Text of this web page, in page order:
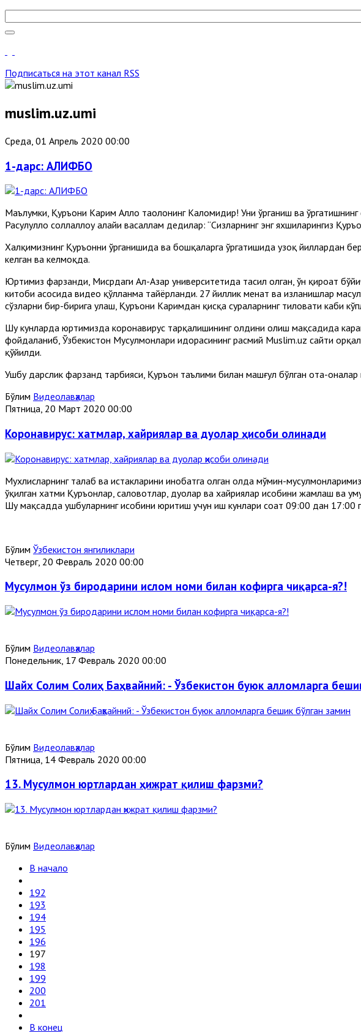
Подписаться на этот канал RSS
muslim.uz.umi
Среда, 01 Апрель 2020 00:00
1-дарс: AЛИФБО
Маълумки, Қуръони Карим Аллоҳ таолонинг Каломидир! Уни ўрганиш ва ўргатишнинг
Расулуллоҳ соллаллоҳу алайҳи васаллам дедилар: “Сизларнинг энг яхшиларингиз
Халқимизнинг Қуръонни ўрганишида ва бошқаларга ўргатишида узоқ йиллардан
келган ва келмоқда.
Юртимиз фарзанди, Мисрдаги Ал-Азҳар университетида таҳсил олган, ўн қироат
китоби асосида видео қўлланма тайёрланди. 27 йиллик меҳнат ва изланишлар
сўзларни бир-бирига улаш, Қуръони Каримдан қисқа сураларнинг тиловати каби
Шу кунларда юртимизда коронавирус тарқалишининг олдини олиш мақсадида
фойдаланиб, Ўзбекистон Мусулмонлари идорасининг расмий Muslim.uz сайти
қўйилди.
Ушбу дарслик фарзанд тарбияси, Қуръон таълими билан машғул бўлган ота-
Бўлим Видеолавҳалар
Пятница, 20 Март 2020 00:00
Коронавирус: хатмлар, хайриялар ва дуолар ҳисоби олинади
Мухлисларнинг талаб ва истакларини инобатга олган ҳолда мўмин-
ўқилган хатми Қуръонлар, саловотлар, дуолар ва хайриялар ҳисобини жамлаш ва
Шу мақсадда ушбуларнинг ҳисобини юритиш учун иш кунлари соат 09:00 дан
Бўлим Ўзбекистон янгиликлари
Четверг, 20 Февраль 2020 00:00
Мусулмон ўз биродарини ислом номи билан кофирга чиқарса-я?!
Бўлим Видеолавҳалар
Понедельник, 17 Февраль 2020 00:00
Шайх Солим Солиҳ Баҳвайний: - Ўзбекистон буюк алломларга
Бўлим Видеолавҳалар
Пятница, 14 Февраль 2020 00:00
13. Мусулмон юртлардан ҳижрат қилиш фарзми?
Бўлим Видеолавҳалар
В начало
192
193
194
195
196
197
198
199
200
201
В конец